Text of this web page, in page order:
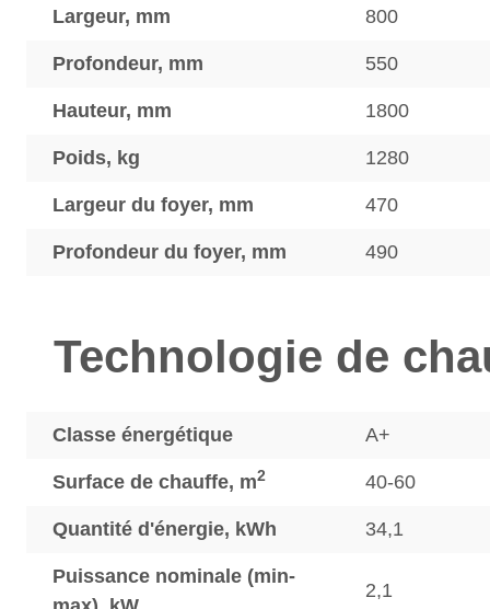
Largeur, mm 800
Profondeur, mm 550
Hauteur, mm 1800
Poids, kg 1280
Largeur du foyer, mm 470
Profondeur du foyer, mm 490
Technologie de
Classe énergétique A+
Surface de chauffe, m2 40-60
Quantité d'énergie, kWh 34,1
Puissance nominale (min-
2,1